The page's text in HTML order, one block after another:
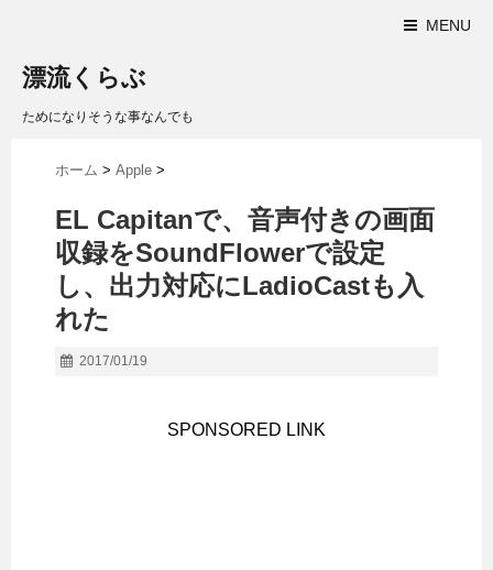
MENU
漂流くらぶ
ためになりそうな事なんでも
ホーム > Apple >
EL Capitanで、音声付きの画面
収録をSoundFlowerで設定
し、出力対応にLadioCastも入
れた
2017/01/19
SPONSORED LINK